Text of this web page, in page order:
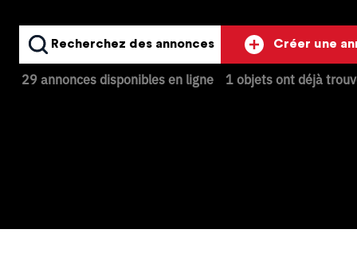
Recherchez des annonces
29 annonces disponibles en ligne
Créer une
1 objets ont déjà